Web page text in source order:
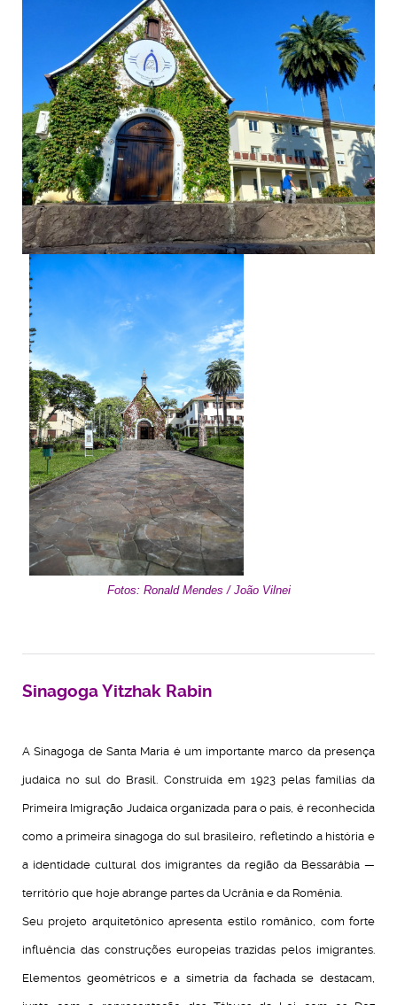
Fotos: Ronald Mendes / João Vilnei
Sinagoga Yitzhak Rabin
A Sinagoga de Santa Maria é um importante marco da presença
judaica no sul do Brasil. Construída em 1923 pelas famílias da
Primeira Imigração Judaica organizada para o país, é reconhecida
como a primeira sinagoga do sul brasileiro, refletindo a história e
a identidade cultural dos imigrantes da região da Bessarábia —
território que hoje abrange partes da Ucrânia e da Romênia.
Seu projeto arquitetônico apresenta estilo românico, com forte
influência das construções europeias trazidas pelos imigrantes.
Elementos geométricos e a simetria da fachada se destacam,